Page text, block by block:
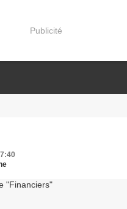
Publicité